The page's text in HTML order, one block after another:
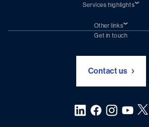
Services highlights
Damen Trading
Chartering (DMS)
Other links
Subscribe to newsletter
Get in touch
Contact us